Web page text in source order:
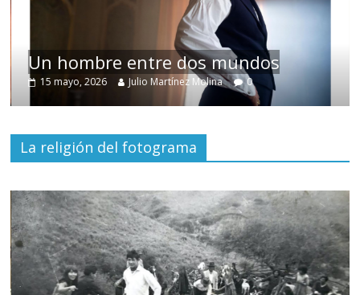
Un hombre entre dos mundos
15 mayo, 2026 Julio Martínez Molina 0
La religión del fotograma